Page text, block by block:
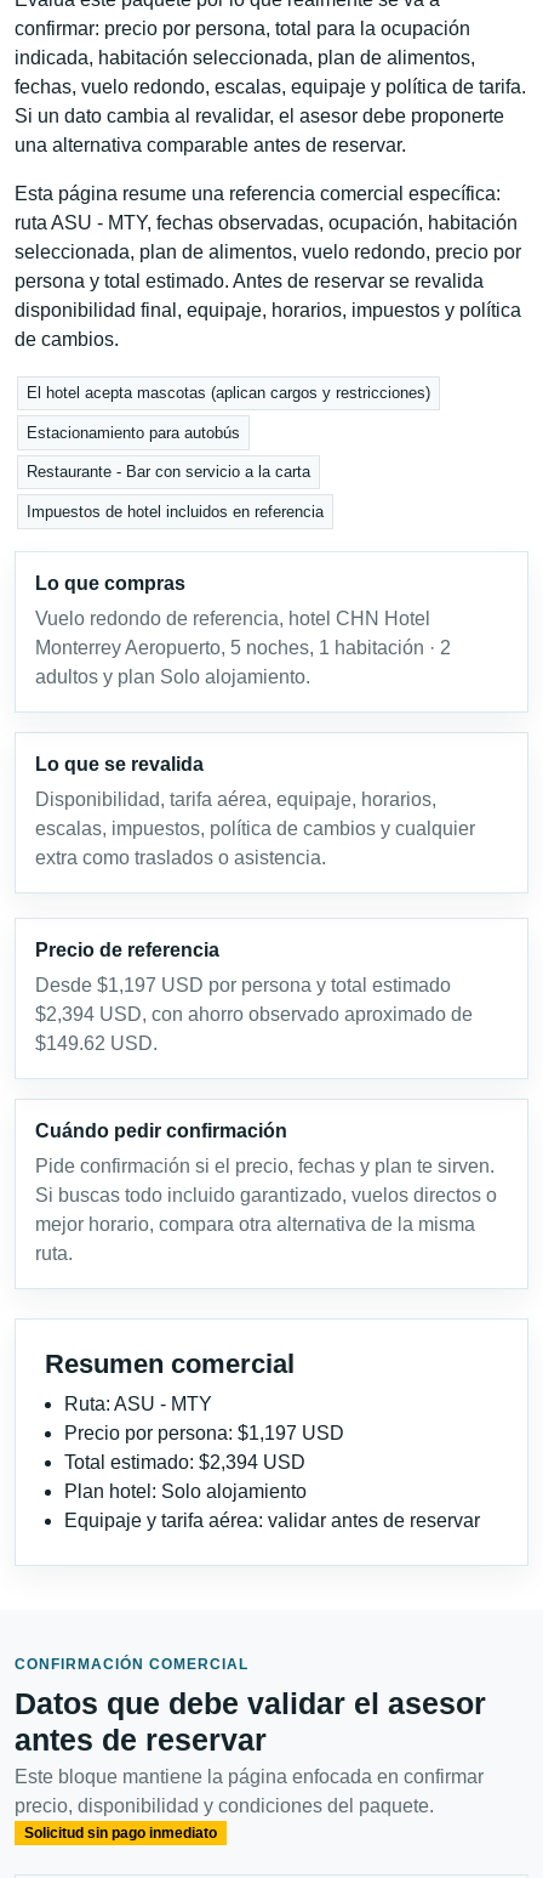
confirmar: precio por persona, total para la ocupación
indicada, habitación seleccionada, plan de alimentos,
fechas, vuelo redondo, escalas, equipaje y política de tarifa.
Si un dato cambia al revalidar, el asesor debe proponerte
una alternativa comparable antes de reservar.
Esta página resume una referencia comercial específica:
ruta ASU - MTY, fechas observadas, ocupación, habitación
seleccionada, plan de alimentos, vuelo redondo, precio por
persona y total estimado. Antes de reservar se revalida
disponibilidad final, equipaje, horarios, impuestos y política
de cambios.
El hotel acepta mascotas (aplican cargos y restricciones)
Estacionamiento para autobús
Restaurante - Bar con servicio a la carta
Impuestos de hotel incluidos en referencia
Lo que compras
Vuelo redondo de referencia, hotel CHN Hotel
Monterrey Aeropuerto, 5 noches, 1 habitación · 2
adultos y plan Solo alojamiento.
Lo que se revalida
Disponibilidad, tarifa aérea, equipaje, horarios,
escalas, impuestos, política de cambios y cualquier
extra como traslados o asistencia.
Precio de referencia
Desde $1,197 USD por persona y total estimado
$2,394 USD, con ahorro observado aproximado de
$149.62 USD.
Cuándo pedir confirmación
Pide confirmación si el precio, fechas y plan te sirven.
Si buscas todo incluido garantizado, vuelos directos o
mejor horario, compara otra alternativa de la misma
ruta.
Resumen comercial
Ruta: ASU - MTY
Precio por persona: $1,197 USD
Total estimado: $2,394 USD
Plan hotel: Solo alojamiento
Equipaje y tarifa aérea: validar antes de reservar
CONFIRMACIÓN COMERCIAL
Datos que debe validar el asesor
antes de reservar
Este bloque mantiene la página enfocada en confirmar
precio, disponibilidad y condiciones del paquete.
Solicitud sin pago inmediato